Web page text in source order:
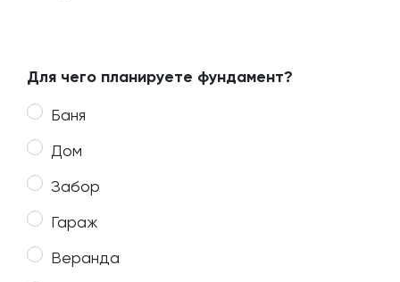
Для чего планируете фундамент?
Баня
Дом
Забор
Гараж
Веранда